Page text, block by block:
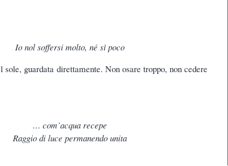
Io nol soffersi molto, né sì poco
guardata direttamente. Non osare troppo, non cedere
… com’acqua recepe
Raggio di luce permanendo unita